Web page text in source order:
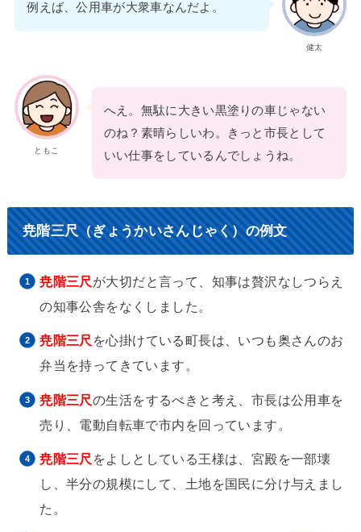
健太
例えば、公用車が大衆車なんだよ。
ともこ
へえ。無駄に大きい黒塗りの車じゃない
のね？素晴らしいわ。きっと市長として
いい仕事をしているんでしょうね。
尭階三尺（ぎょうかいさんじゃく）の例文
尭階三尺 が大切だと言って、知事は贅沢なしつらえ
の知事公舎をなくしました。
尭階三尺 を心掛けている町長は、いつも奥さんのお
弁当を持ってきています。
尭階三尺の生活をするべきと考え、市長は公用車を
売り、電動自転車で市内を回っています。
尭階三尺 をよしとしている王様は、宮殿を一部壊
し、半分の規模にして、土地を国民に分け与えまし
た。